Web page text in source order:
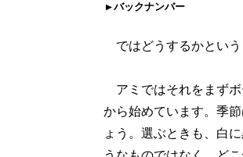
バックナンバー
ではどうするかという
アミではそれをまずボ
から始めています。季
ょう。選ぶときも、白